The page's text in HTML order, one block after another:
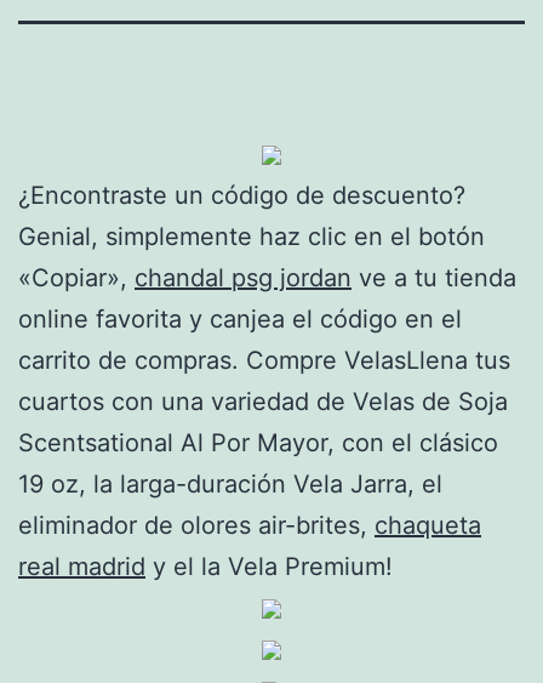
¿Encontraste un código de descuento?
Genial, simplemente haz clic en el botón
«Copiar», chandal psg jordan ve a tu tienda
online favorita y canjea el código en el
carrito de compras. Compre VelasLlena tus
cuartos con una variedad de Velas de Soja
Scentsational Al Por Mayor, con el clásico
19 oz, la larga-duración Vela Jarra, el
eliminador de olores air-brites, chaqueta
real madrid y el la Vela Premium!